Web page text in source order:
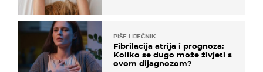
PIŠE LIJEČNIK
Fibrilacija atrija i prognoza:
Koliko se dugo može živjeti s
ovom dijagnozom?